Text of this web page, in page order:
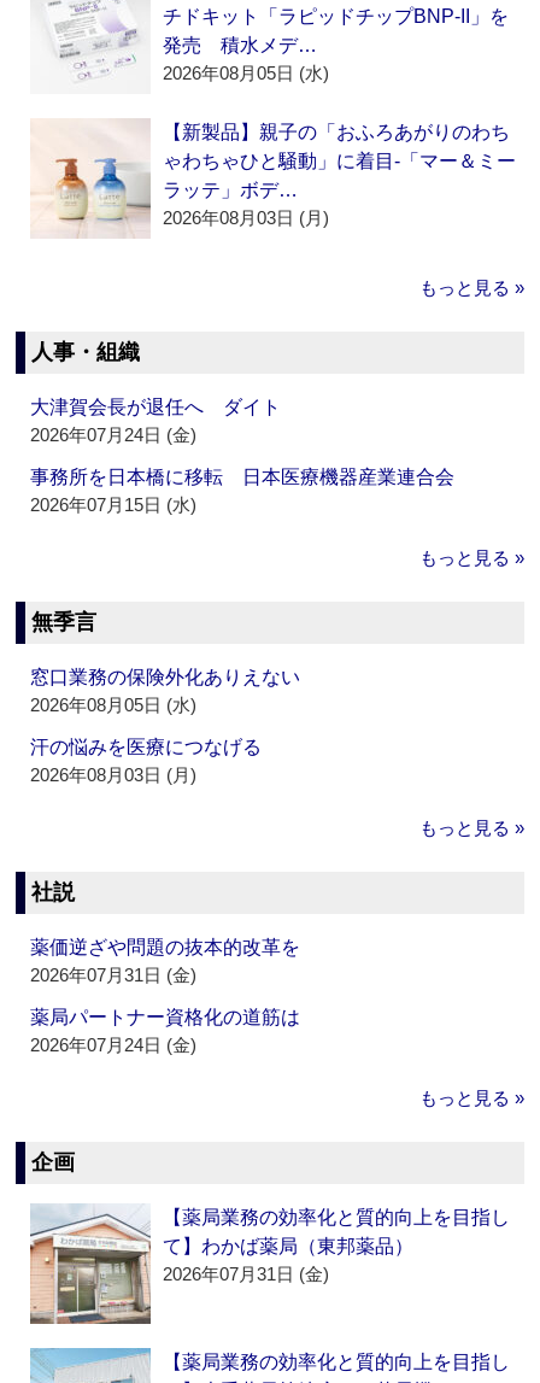
チドキット「ラピッドチップBNP-II」を
発売 積水メデ…
2026年08月05日 (水)
【新製品】親子の「おふろあがりのわち
ゃわちゃひと騒動」に着目‐「マー＆ミー
ラッテ」ボデ…
2026年08月03日 (月)
もっと見る »
人事・組織
大津賀会長が退任へ ダイト
2026年07月24日 (金)
事務所を日本橋に移転 日本医療機器産業連合会
2026年07月15日 (水)
もっと見る »
無季言
窓口業務の保険外化ありえない
2026年08月05日 (水)
汗の悩みを医療につなげる
2026年08月03日 (月)
もっと見る »
社説
薬価逆ざや問題の抜本的改革を
2026年07月31日 (金)
薬局パートナー資格化の道筋は
2026年07月24日 (金)
もっと見る »
企画
【薬局業務の効率化と質的向上を目指し
て】わかば薬局（東邦薬品）
2026年07月31日 (金)
【薬局業務の効率化と質的向上を目指し